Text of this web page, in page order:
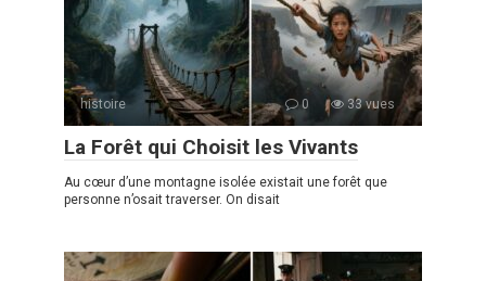
histoire 0 33 vues
La Forêt qui Choisit les Vivants
Au cœur d’une montagne isolée existait une forêt que
personne n’osait traverser. On disait